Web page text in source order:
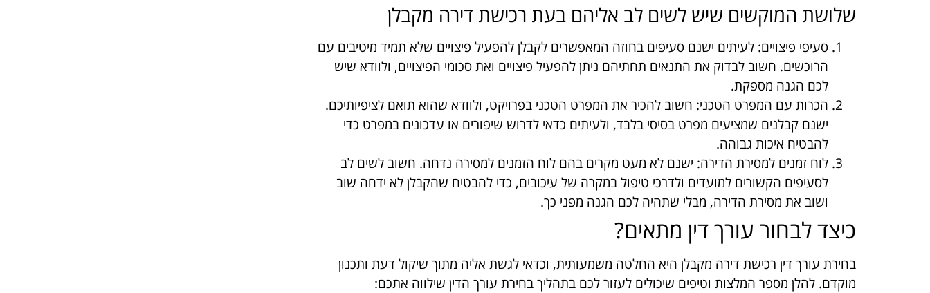
שלושת המוקשים שיש לשים לב אליהם בעת רכישת דירה מקבלן
סעיפי פיצויים: לעיתים ישנם סעיפים בחוזה המאפשרים לקבלן להפעיל פיצויים שלא תמיד מיטיבים עם
הרוכשים. חשוב לבדוק את התנאים תחתיהם ניתן להפעיל פיצויים ואת סכומי הפיצויים, ולוודא שיש
לכם הגנה מספקת.
הכרות עם המפרט הטכני: חשוב להכיר את המפרט הטכני בפרויקט, ולוודא שהוא תואם לציפיותיכם.
ישנם קבלנים שמציעים מפרט בסיסי בלבד, ולעיתים כדאי לדרוש שיפורים או עדכונים במפרט כדי
להבטיח איכות גבוהה.
לוח זמנים למסירת הדירה: ישנם לא מעט מקרים בהם לוח הזמנים למסירה נדחה. חשוב לשים לב
לסעיפים הקשורים למועדים ולדרכי טיפול במקרה של עיכובים, כדי להבטיח שהקבלן לא ידחה שוב
ושוב את מסירת הדירה, מבלי שתהיה לכם הגנה מפני כך.
כיצד לבחור עורך דין מתאים?
בחירת עורך דין רכישת דירה מקבלן היא החלטה משמעותית, וכדאי לגשת אליה מתוך שיקול דעת ותכנון
מוקדם. להלן מספר המלצות וטיפים שיכולים לעזור לכם בתהליך בחירת עורך הדין שילווה אתכם: